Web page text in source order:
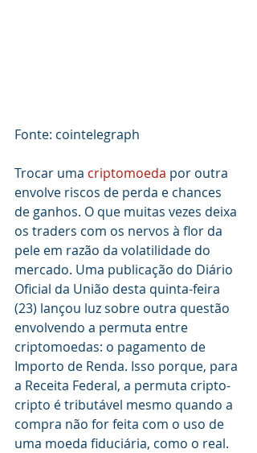
Fonte: cointelegraph
Trocar uma criptomoeda por outra
envolve riscos de perda e chances
de ganhos. O que muitas vezes deixa
os traders com os nervos à flor da
pele em razão da volatilidade do
mercado. Uma publicação do Diário
Oficial da União desta quinta-feira
(23) lançou luz sobre outra questão
envolvendo a permuta entre
criptomoedas: o pagamento de
Importo de Renda. Isso porque, para
a Receita Federal, a permuta cripto-
cripto é tributável mesmo quando a
compra não for feita com o uso de
uma moeda fiduciária, como o real.